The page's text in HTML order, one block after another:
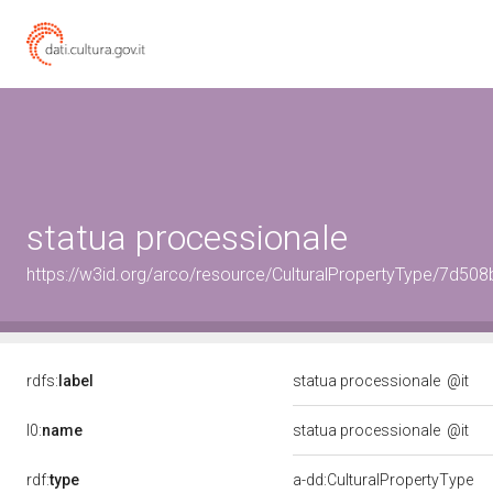
statua processionale
https://w3id.org/arco/resource/CulturalPropertyType/
rdfs: label statua processionale @it
l0:name statua processionale @it
rdf:type
a-dd:CulturalPropertyType